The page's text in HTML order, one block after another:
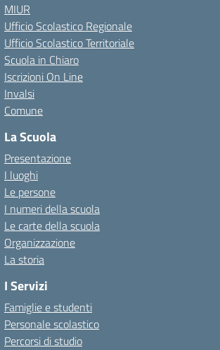
MIUR
Ufficio Scolastico Regionale
Ufficio Scolastico Territoriale
Scuola in Chiaro
Iscrizioni On Line
Invalsi
Comune
La Scuola
Presentazione
I luoghi
Le persone
I numeri della scuola
Le carte della scuola
Organizzazione
La storia
I Servizi
Famiglie e studenti
Personale scolastico
Percorsi di studio